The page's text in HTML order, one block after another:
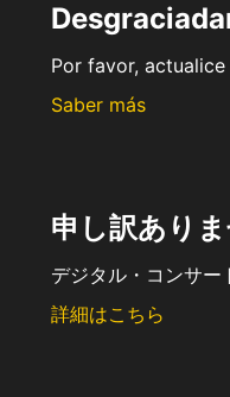
Por favor,
Saber más
申し訳あり
デジタル・コンサー
詳細はこちら